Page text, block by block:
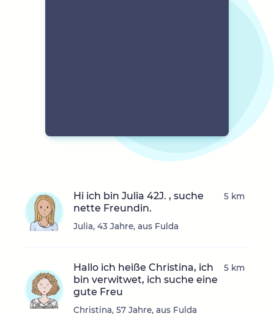
Hi ich bin Julia 42J. , suche
nette Freundin.
Julia, 43 Jahre, aus Fulda
5 km
Hallo ich heiße Christina, ich
bin verwitwet, ich suche eine
gute Freu
Christina, 57 Jahre, aus Fulda
5 km